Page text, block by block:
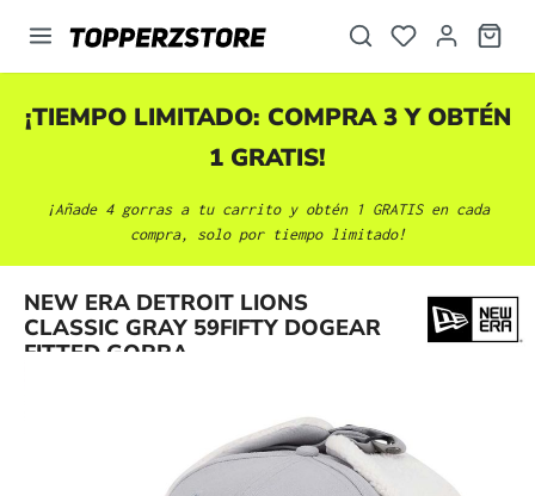
principal
¡TIEMPO LIMITADO: COMPRA 3 Y OBTÉN
1 GRATIS!
¡Añade 4 gorras a tu carrito y obtén 1 GRATIS en cada
compra, solo por tiempo limitado!
NEW ERA DETROIT LIONS
CLASSIC GRAY 59FIFTY DOGEAR
FITTED GORRA
Omitir galería de imágenes